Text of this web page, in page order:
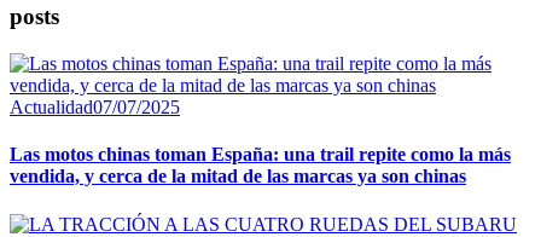
posts
Actualidad07/07/2025
Las motos chinas toman España: una trail repite como la más
vendida, y cerca de la mitad de las marcas ya son chinas